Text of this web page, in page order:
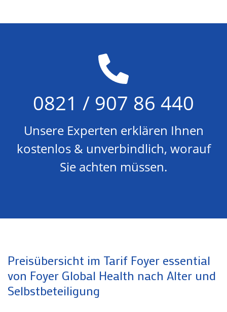
0821 / 907 86 440
Unsere Experten erklären Ihnen
kostenlos & unverbindlich, worauf
Sie achten müssen.
Preisübersicht im Tarif Foyer essential
von Foyer Global Health nach Alter und
Selbstbeteiligung